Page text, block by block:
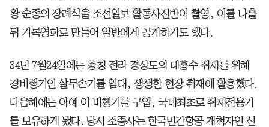
왕 순종의 장례식을 조선일보 활동사진반이 촬영, 이를 나흘
뒤 기록영화로 만들어 일반에게 공개하기도 했다.
34년 7월24일에는 충청 전라 경상도의 대홍수 취재를 위해
경비행기인 살무손기를 임대, 생생한 현장 취재에 활용했다.
다음해에는 아예 이 비행기를 구입, 국내최초로 취재전용기
를 보유하게 됐다. 당시 조종사는 한국민간항공 개척자인 신